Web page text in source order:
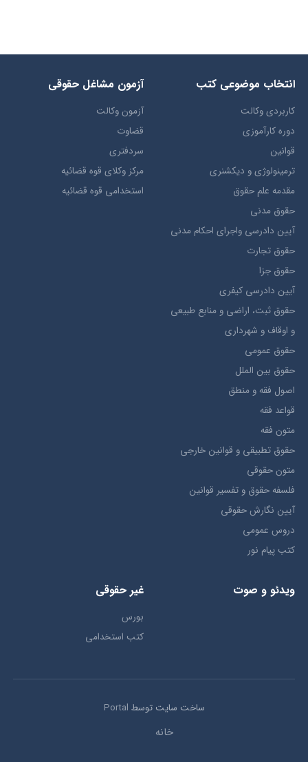
انتخاب​ موضوعي​ کتب
کاربردی وکالت
دوره کارآموزی
قوانین
ترمينولوژي و ديکشنري
مقدمه علم حقوق
حقوق مدني
آيين دادرسي ​واجراي ​احکام ​مدني
حقوق تجارت
حقوق جزا
آيین دادرسی کیفری
حقوق ثبت، اراضي و منابع طبيعي
و اوقاف و شهرداری
حقوق عمومی
حقوق بين الملل
اصول فقه و منطق
قواعد فقه
متون فقه
حقوق تطبيقي و قوانین خارجی
متون حقوقي
فلسفه حقوق و تفسیر قوانین
آیین نگارش حقوقی
دروس عمومی
کتب پیام نور
آزمون مشاغل حقوقی
آزمون وکالت
قضاوت
سردفتری
مرکز وکلای قوه قضائیه
استخدامی قوه قضائیه
ویدئو و صوت غیر حقوقی
بورس
کتب استخدامی
ساخت سایت توسط Portal
خانه